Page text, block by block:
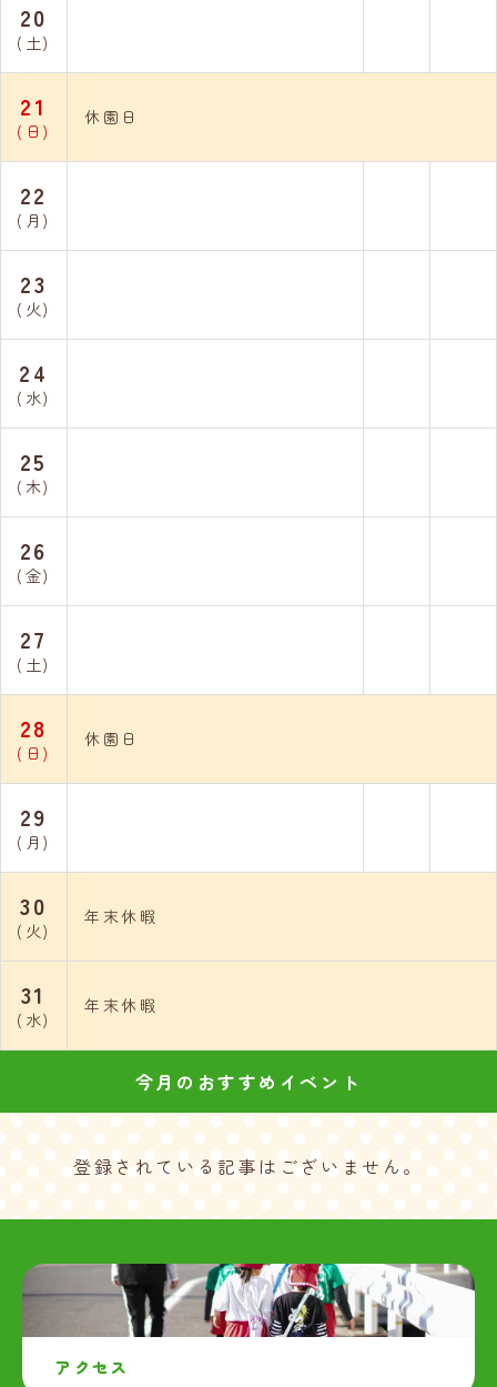
20
(土)
21
(日)
休園日
22
(月)
23
(火)
24
(水)
25
(木)
26
(金)
27
(土)
28
(日)
休園日
29
(月)
30
(火)
年末休暇
31
(水)
年末休暇
今月のおすすめイベント
登録されている記事はございません。
アクセス